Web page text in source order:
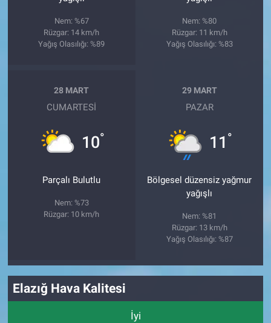
Nem: %67
Rüzgar: 14 km/h
Yağış Olasılığı: %89
Nem: %80
Rüzgar: 11 km/h
Yağış Olasılığı: %83
28 MART
CUMARTESI
10°
Parçalı Bulutlu
Nem: %73
Rüzgar: 10 km/h
29 MART
PAZAR
11 °
Bölgesel düzensiz yağmur
yağışlı
Nem: %81
Rüzgar: 13 km/h
Yağış Olasılığı: %87
Elazığ Hava Kalitesi
İyi